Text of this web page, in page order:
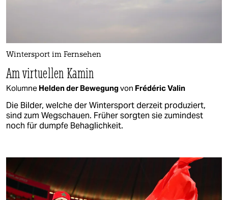
Wintersport im Fernsehen
Am virtuellen Kamin
Kolumne Helden der Bewegungvon Frédéric Valin
Die Bilder, welche der Wintersport derzeit produziert,
sind zum Wegschauen. Früher sorgten sie zumindest
noch für dumpfe Behaglichkeit.